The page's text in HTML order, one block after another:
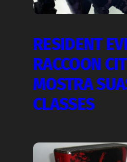
RESIDENT
RACCOON
MOSTRA
CLASSES